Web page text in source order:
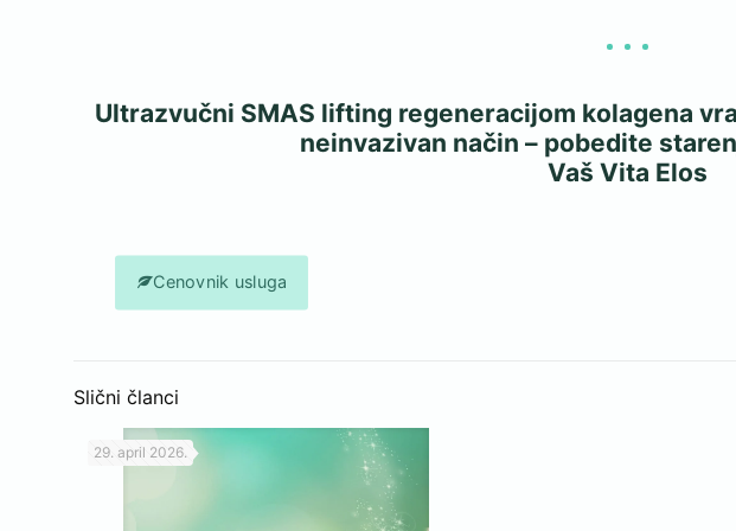
Ultrazvučni SMAS lifting regeneracijom kolagena
neinvazivan način – pobedite
Vaš Vita Elos
Cenovnik usluga
Slični članci
29. april 2026.